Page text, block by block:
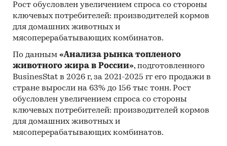
Допуская, что темпы роста после пандемии
COVID-19 сохранились в 2022 году, можно
констатировать, что оценочный объем рынка
руб. , что на ***% превышает значение 2019 года.
Среднегодовой темп роста индустрии
оценивается в ***%.
Диаграмма 1. Прогноз развития рынка event-
услуг и BTL мероприятий в Москве и
Московской области, млрд руб., 2022-2027 гг.
Рост обусловлен увеличением спроса со стороны
ключевых потребителей: производителей кормов
для домашних животных и
мясоперерабатывающих комбинатов.
По данным «Анализа рынка топленого
животного жира в России», подготовленного
BusinesStat в 2026 г, за 2021-2025 гг его продажи в
стране выросли на 63% до 156 тыс тонн. Рост
обусловлен увеличением спроса со стороны
ключевых потребителей: производителей кормов
для домашних животных и
мясоперерабатывающих комбинатов.